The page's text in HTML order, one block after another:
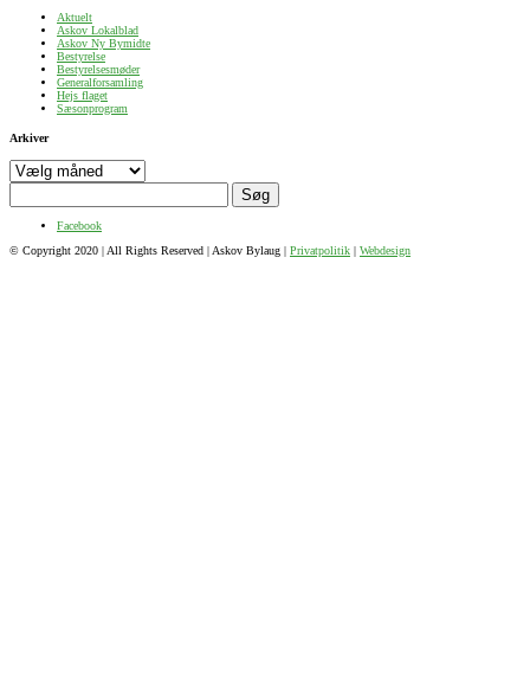
Aktuelt
Askov Lokalblad
Askov Ny Bymidte
Bestyrelse
Bestyrelsesmøder
Generalforsamling
Hejs flaget
Sæsonprogram
Arkiver
Arkiver
Søg
Facebook
© Copyright 2020 | All Rights Reserved | Askov Bylaug | Privatpolitik | Webdesign